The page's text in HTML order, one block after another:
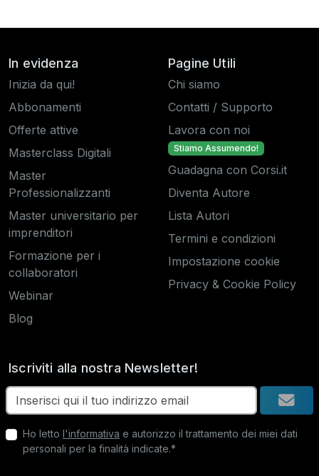
In evidenza
Inizia da qui!
Abbonamenti
Offerte attive
Masterclass Digitali
Master
Professionalizzanti
Master universitario per
imprenditori
Formazione per i
collaboratori
Webinar
Blog
Pagine Utili
Chi siamo
Contatti / Supporto
Lavora con noi
Stiamo Assumendo!
Guadagna con Corsi.it
Diventa Autore
Lista Autori
Termini e condizioni
Impostazione cookie
Privacy & Cookie Policy
Iscriviti alla nostra Newsletter!
Ho letto l'informativa e autorizzo il trattamento dei miei dati
personali per la finalità indicate.*